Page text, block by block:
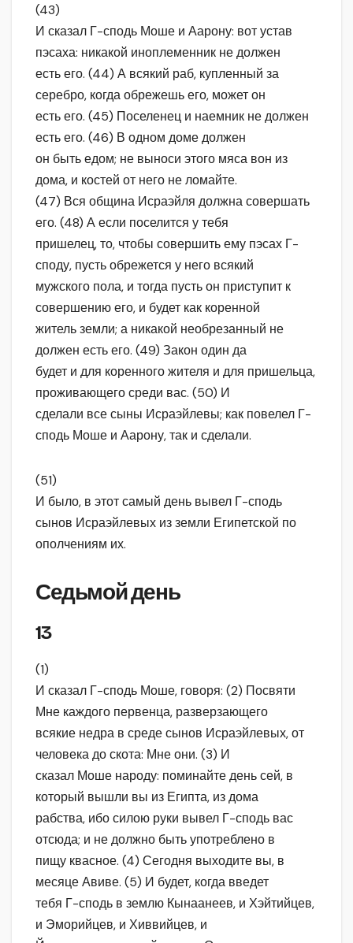
(43)
И сказал Г-сподь Моше и Аарону: вот устав
пэсаха: никакой иноплеменник не должен
есть его. (44) А всякий раб, купленный за
серебро, когда обрежешь его, может он
есть его. (45) Поселенец и наемник не должен
есть его. (46) В одном доме должен
он быть едом; не выноси этого мяса вон из
дома, и костей от него не ломайте.
(47) Вся община Исраэйля должна совершать
его. (48) А если поселится у тебя
пришелец, то, чтобы совершить ему пэсах Г-
споду, пусть обрежется у него всякий
мужского пола, и тогда пусть он приступит к
совершению его, и будет как коренной
житель земли; а никакой необрезанный не
должен есть его. (49) Закон один да
будет и для коренного жителя и для пришельца,
проживающего среди вас. (50) И
сделали все сыны Исраэйлевы; как повелел Г-
сподь Моше и Аарону, так и сделали.
(51)
И было, в этот самый день вывел Г-сподь
сынов Исраэйлевых из земли Египетской по
ополчениям их.
Седьмой день
13
(1)
И сказал Г-сподь Моше, говоря: (2) Посвяти
Мне каждого первенца, разверзающего
всякие недра в среде сынов Исраэйлевых, от
человека до скота: Мне они. (3) И
сказал Моше народу: поминайте день сей, в
который вышли вы из Египта, из дома
рабства, ибо силою руки вывел Г-сподь вас
отсюда; и не должно быть употреблено в
пищу квасное. (4) Сегодня выходите вы, в
месяце Авиве. (5) И будет, когда введет
тебя Г-сподь в землю Кынаанеев, и Хэйтийцев,
и Эморийцев, и Хиввийцев, и